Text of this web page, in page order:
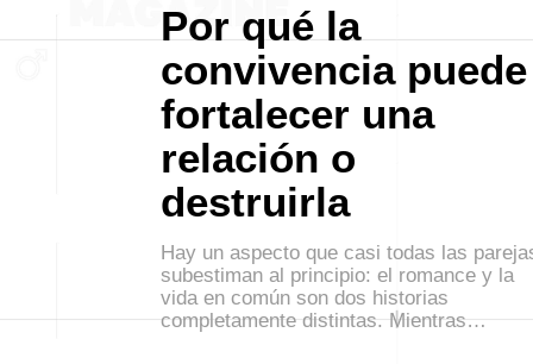
Por qué la
convivencia puede
fortalecer una
relación o
destruirla
Hay un aspecto que casi todas las
subestiman al principio: el romance y la
vida en común son dos historias
completamente distintas. Mientras…